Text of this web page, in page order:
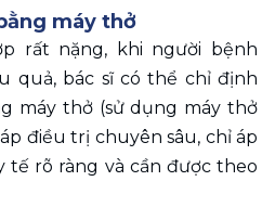
máy thở
rất nặng, khi người bệnh
quả, bác sĩ có thể chỉ định
máy thở (sử dụng máy thở
điều trị chuyên sâu, chỉ áp
tế rõ ràng và cần được theo